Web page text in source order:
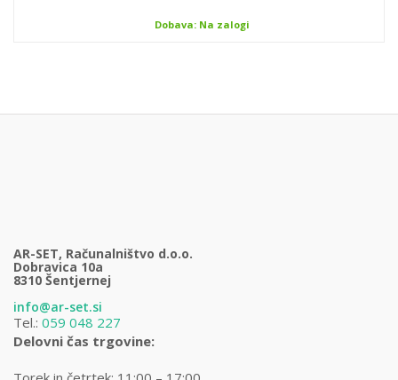
Dobava: Na zalogi
AR-SET, Računalništvo d.o.o.
Dobravica 10a
8310 Šentjernej
info@ar-set.si
Tel.: 059 048 227
Delovni čas trgovine: